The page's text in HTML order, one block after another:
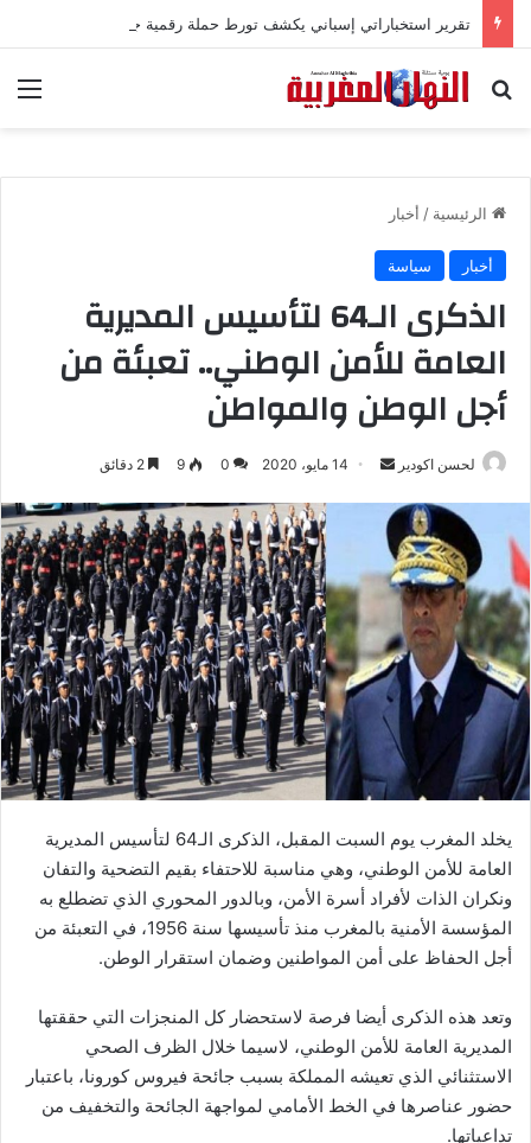
بحث عن
الرئيسية / أخبار
أخبار سياسة
الذكرى الـ64 لتأسيس المديرية
العامة للأمن الوطني.. تعبئة من
أجل الوطن والمواطن
لحسن اكودير
ب
د
ا
ك
ت
ر
ن
ي
ا
14 مايو، 2020 0
9
يخلد المغرب يوم السبت المقبل، الذكرى الـ64 لتأسيس المديرية
العامة للأمن الوطني، وهي مناسبة للاحتفاء بقيم التضحية والتفان
ونكران الذات لأفراد أسرة الأمن، وبالدور المحوري الذي تضطلع به
المؤسسة الأمنية بالمغرب منذ تأسيسها سنة 1956، في التعبئة من
أجل الحفاظ على أمن المواطنين وضمان استقرار الوطن.
وتعد هذه الذكرى أيضا فرصة لاستحضار كل المنجزات التي حققتها
المديرية العامة للأمن الوطني، لاسيما خلال الظرف الصحي
الاستثنائي الذي تعيشه المملكة بسبب جائحة فيروس كورونا، باعتبار
حضور عناصرها في الخط الأمامي لمواجهة الجائحة والتخفيف من
تداعياتها.